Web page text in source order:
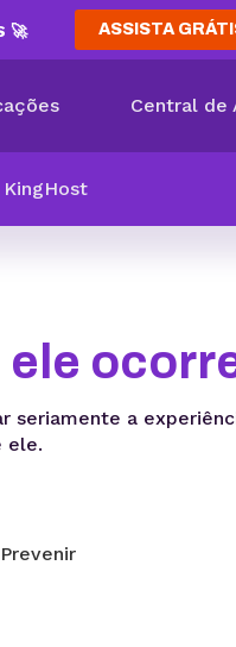
🚀 ASSISTA
Central de
KingHost
ele
seriamente a
ele.